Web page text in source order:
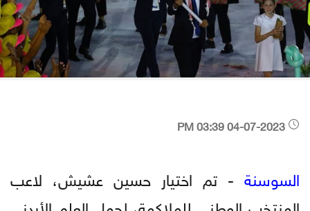
السوسنة - تم اختيار حسين عشيش، لاعب